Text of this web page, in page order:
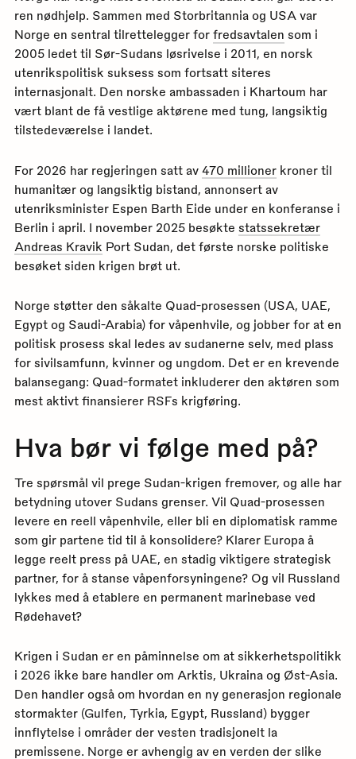
ren nødhjelp. Sammen med Storbritannia og USA var
Norge en sentral tilrettelegger for fredsavtalen som i
2005 ledet til Sør-Sudans løsrivelse i 2011, en norsk
utenrikspolitisk suksess som fortsatt siteres
internasjonalt. Den norske ambassaden i Khartoum har
vært blant de få vestlige aktørene med tung, langsiktig
tilstedeværelse i landet.
For 2026 har regjeringen satt av 470 millionerkroner til
humanitær og langsiktig bistand, annonsert av
utenriksminister Espen Barth Eide under en konferanse i
Berlin i april. I november 2025 besøkte statssekretær
Andreas Kravik Port Sudan, det første norske politiske
besøket siden krigen brøt ut.
Norge støtter den såkalte Quad-prosessen (USA, UAE,
Egypt og Saudi-Arabia) for våpenhvile, og jobber for at en
politisk prosess skal ledes av sudanerne selv, med plass
for sivilsamfunn, kvinner og ungdom. Det er en krevende
balansegang: Quad-formatet inkluderer den aktøren som
mest aktivt finansierer RSFs krigføring.
Hva bør vi følge med på?
Tre spørsmål vil prege Sudan-krigen fremover, og alle har
betydning utover Sudans grenser. Vil Quad-prosessen
levere en reell våpenhvile, eller bli en diplomatisk ramme
som gir partene tid til å konsolidere? Klarer Europa å
legge reelt press på UAE, en stadig viktigere strategisk
partner, for å stanse våpenforsyningene? Og vil Russland
lykkes med å etablere en permanent marinebase ved
Rødehavet?
Krigen i Sudan er en påminnelse om at sikkerhetspolitikk
i 2026 ikke bare handler om Arktis, Ukraina og Øst-Asia.
Den handler også om hvordan en ny generasjon regionale
stormakter (Gulfen, Tyrkia, Egypt, Russland) bygger
innflytelse i områder der vesten tradisjonelt la
premissene. Norge er avhengig av en verden der slike